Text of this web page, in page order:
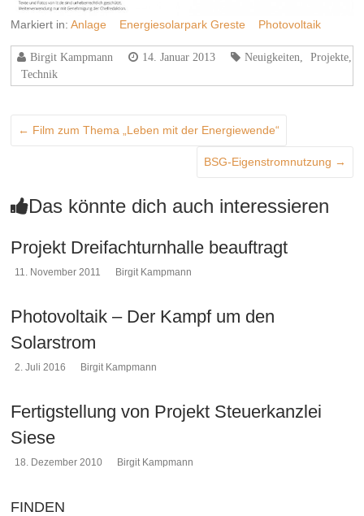
Markiert in:Anlage Energiesolarpark Greste Photovoltaik
Birgit Kampmann 14. Januar 2013 Neuigkeiten Projekte
Technik
← Film zum Thema „Leben mit der Energiewende“
BSG-Eigenstromnutzung →
Das könnte dich auch interessieren
Projekt Dreifachturnhalle beauftragt
11. November 2011 Birgit Kampmann
Photovoltaik – Der Kampf um den
Solarstrom
2. Juli 2016 Birgit Kampmann
Fertigstellung von Projekt Steuerkanzlei
Siese
18. Dezember 2010 Birgit Kampmann
FINDEN